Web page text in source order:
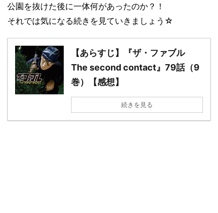
公園を抜けた後に一体何があったのか？！
それでは気になる続きを見ていきましょう☆
【あらすじ】『ザ・ファブル
The second contact』79話（9
巻）【感想】
続きを見る